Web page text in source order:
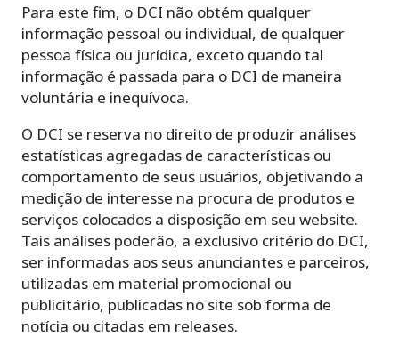
Para este fim, o DCI não obtém qualquer
informação pessoal ou individual, de qualquer
pessoa física ou jurídica, exceto quando tal
informação é passada para o DCI de maneira
voluntária e inequívoca.
O DCI se reserva no direito de produzir análises
estatísticas agregadas de características ou
comportamento de seus usuários, objetivando a
medição de interesse na procura de produtos e
serviços colocados a disposição em seu website.
Tais análises poderão, a exclusivo critério do DCI,
ser informadas aos seus anunciantes e parceiros,
utilizadas em material promocional ou
publicitário, publicadas no site sob forma de
notícia ou citadas em releases.